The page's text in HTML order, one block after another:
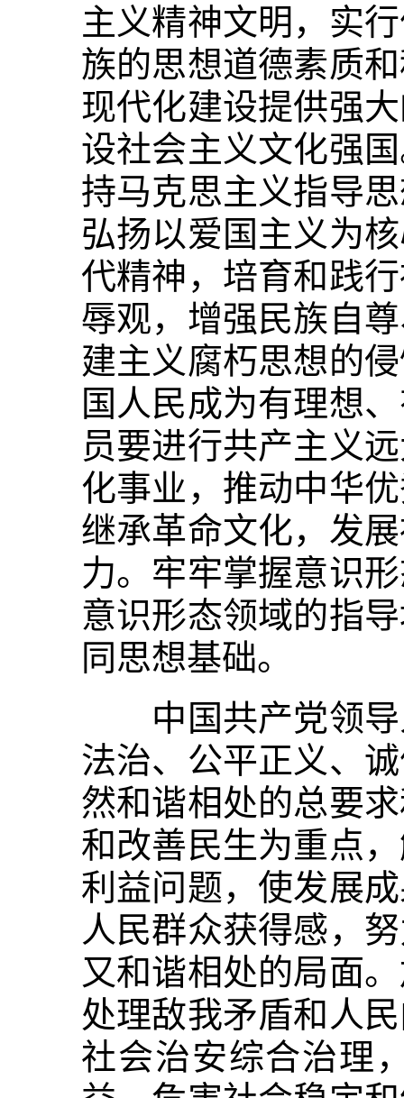
主义精神文明，实
族的思想道德素质
现代化建设提供强
设社会主义文化强
持马克思主义指导
弘扬以爱国主义为
代精神，培育和践
辱观，增强民族自
建主义腐朽思想的
国人民成为有理想
员要进行共产主义
化事业，推动中华
继承革命文化，发
力。牢牢掌握意识
意识形态领域的指
同思想基础。
中国共产党领导
法治、公平正义、
然和谐相处的总要
和改善民生为重点
利益问题，使发展
人民群众获得感，
又和谐相处的局面
处理敌我矛盾和人
社会治安综合治理